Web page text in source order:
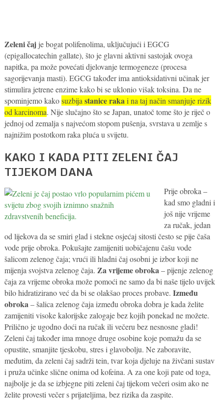
Zeleni čajje bogat polifenolima, uključujući i EGCG
(epigallocatechin gallate), što je glavni aktivni sastojak ovoga
napitka, pa može povećati djelovanje termogeneze (procesa
sagorijevanja masti). EGCG također ima antioksidativni učinak jer
stimulira jetrene enzime kako bi se uklonio višak toksina. Da ne
spominjemo kakosuzbija stanice rakai na taj način smanjuje rizik
od karcinoma. Nije slučajno što se Japan, unatoč tome što je riječ o
jednoj od zemalja s najvećom stopom pušenja, svrstava u zemlje s
najnižim postotkom raka pluća u svijetu.
KAKO I KADA PITI ZELENI ČAJ
TIJEKOM DANA
Prije obroka –
kad smo gladni i
još nije vrijeme
za ručak, jedan
od lijekova da se smiri glad i stekne osjećaj sitosti često se pije čaša
vode prije obroka. Pokušajte zamijeniti uobičajenu čašu vode
šalicom zelenog čaja; vrući ili hladni čaj osobni je izbor koji ne
mijenja svojstva zelenog čaja. Za vrijeme obroka– pijenje zelenog
čaja za vrijeme obroka može pomoći ne samo da bi naše tijelo uvijek
bilo hidratizirano već da bi se olakšao proces probave. Između
obroka– šalica zelenog čaja između obroka dobra je kada želite
zamijeniti visoke kalorijske zalogaje bez kojih ponekad ne možete.
Prilično je ugodno doći na ručak ili večeru bez nesnosne gladi!
Zeleni čaj također ima mnoge druge osobine koje pomažu da se
opustite, smanjite tjeskobu, stres i glavobolju. Ne zaboravite,
međutim, da zeleni čaj sadrži tein, tvar koja djeluje na živčani sustav
i pruža učinke slične onima od kofeina. A za one koji pate od toga,
najbolje je da se izbjegne piti zeleni čaj tijekom večeri osim ako ne
želite provesti večer s prijateljima, bez rizika da zaspite.